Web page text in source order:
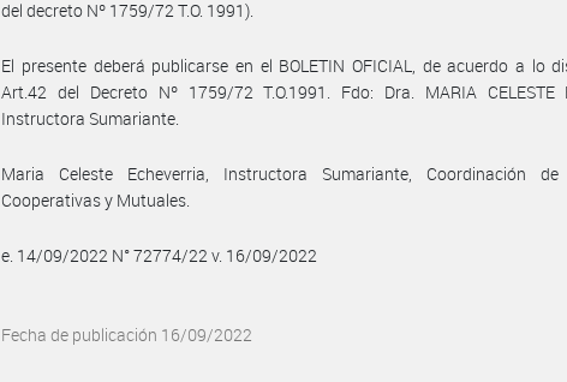
del decreto Nº 1759/72 T.O. 1991).
El presente deberá publicarse en el BOLETIN OFICIAL, de acuerdo a lo
Art.42 del Decreto Nº 1759/72 T.O.1991. Fdo: Dra. MARIA CELESTE
Instructora Sumariante.
Maria Celeste Echeverria, Instructora Sumariante, Coordinación
Cooperativas y Mutuales.
e. 14/09/2022 N° 72774/22 v. 16/09/2022
Fecha de publicación 16/09/2022